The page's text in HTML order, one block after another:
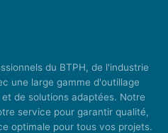
du BTPH, de l'industrie
une large gamme d'outillage
de solutions adaptées. Notre
service pour garantir qualité,
optimale pour tous vos projets.